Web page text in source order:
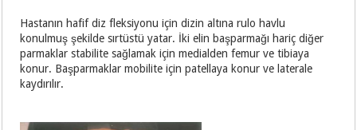
Hastanın hafif diz fleksiyonu için dizin altına rulo havlu
konulmuş şekilde sırtüstü yatar. İki elin başparmağı hariç diğer
parmaklar stabilite sağlamak için medialden femur ve tibiaya
konur. Başparmaklar mobilite için patellaya konur ve laterale
kaydırılır.